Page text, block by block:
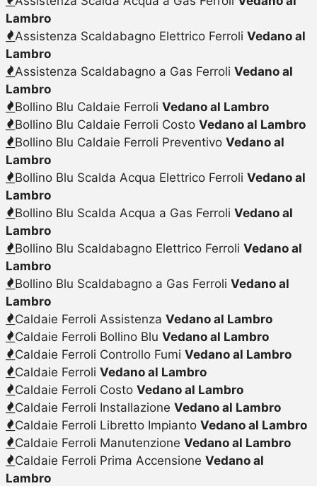
Lambro
Assistenza Scaldabagno Elettrico Ferroli Vedano al
Lambro
Assistenza Scaldabagno a Gas Ferroli Vedano al
Lambro
Bollino Blu Caldaie Ferroli Vedano al Lambro
Bollino Blu Caldaie Ferroli Costo Vedano al Lambro
Bollino Blu Caldaie Ferroli Preventivo Vedano al
Lambro
Bollino Blu Scalda Acqua Elettrico Ferroli Vedano al
Lambro
Bollino Blu Scalda Acqua a Gas Ferroli Vedano al
Lambro
Bollino Blu Scaldabagno Elettrico Ferroli Vedano al
Lambro
Bollino Blu Scaldabagno a Gas Ferroli Vedano al
Lambro
Caldaie Ferroli Assistenza Vedano al Lambro
Caldaie Ferroli Bollino Blu Vedano al Lambro
Caldaie Ferroli Controllo Fumi Vedano al Lambro
Caldaie Ferroli Vedano al Lambro
Caldaie Ferroli Costo Vedano al Lambro
Caldaie Ferroli Installazione Vedano al Lambro
Caldaie Ferroli Libretto Impianto Vedano al Lambro
Caldaie Ferroli Manutenzione Vedano al Lambro
Caldaie Ferroli Prima Accensione Vedano al
Lambro